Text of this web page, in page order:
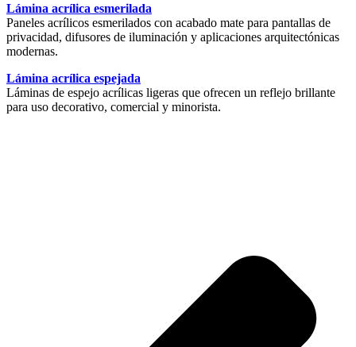
Lámina acrílica esmerilada
Paneles acrílicos esmerilados con acabado mate para pantallas de
privacidad, difusores de iluminación y aplicaciones arquitectónicas
modernas.
Lámina acrílica espejada
Láminas de espejo acrílicas ligeras que ofrecen un reflejo brillante
para uso decorativo, comercial y minorista.